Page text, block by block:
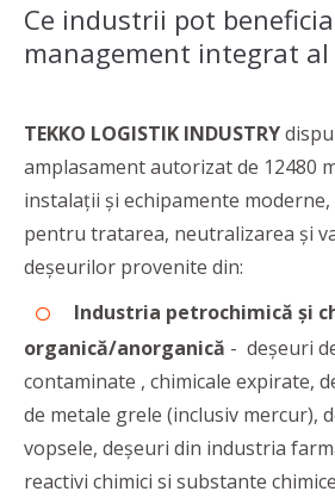
Ce industrii pot
management integrat al
TEKKO LOGISTIK INDUSTRY
amplasament autorizat de 12480
instalații și echipamente moderne,
pentru tratarea, neutralizarea şi
deșeurilor provenite din:
Industria petrochimică şi
organică/anorganică - deşeuri
contaminate , chimicale expirate,
de metale grele (inclusiv mercur),
vopsele, deşeuri din industria
reactivi chimici si substante